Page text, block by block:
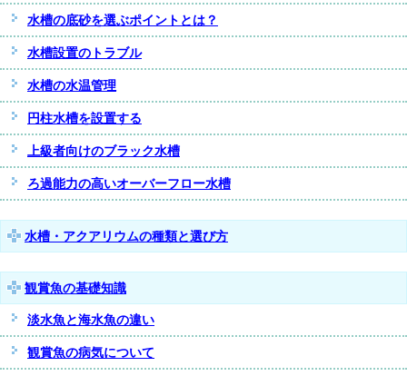
水槽の底砂を選ぶポイントとは？
水槽設置のトラブル
水槽の水温管理
円柱水槽を設置する
上級者向けのブラック水槽
ろ過能力の高いオーバーフロー水槽
水槽・アクアリウムの種類と選び方
観賞魚の基礎知識
淡水魚と海水魚の違い
観賞魚の病気について